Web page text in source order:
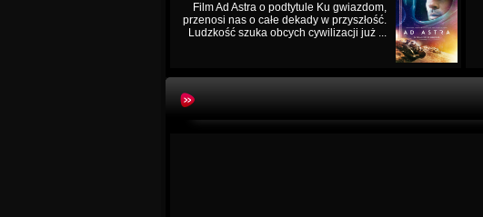
Film Ad Astra o podtytule Ku gwiazdom,
przenosi nas o całe dekady w przyszłość.
Ludzkość szuka obcych cywilizacji już ...